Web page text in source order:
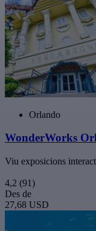
Orlando
WonderWorks
Viu exposicions
4,2 (91)
Des de
27,68 USD